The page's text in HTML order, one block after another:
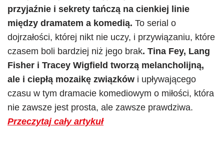
przyjaźnie i sekrety tańczą na cienkiej linie
między dramatem a komedią. To serial o
dojrzałości, której nikt nie uczy, i przywiązaniu, które
czasem boli bardziej niż jego brak. Tina Fey, Lang
Fisher i Tracey Wigfield tworzą melancholijną,
ale i ciepłą mozaikę związków i upływającego
czasu w tym dramacie komediowym o miłości, która
nie zawsze jest prosta, ale zawsze prawdziwa.
Przeczytaj cały artykuł